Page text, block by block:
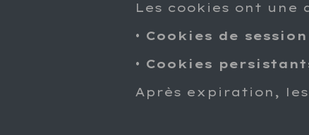
Les cookies ont une
• Cookies de session
• Cookies
Après expiration,